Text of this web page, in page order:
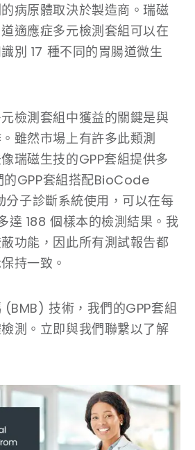
病原體取決於製造商。瑞磁
適應症多元檢測套組可以在
別 17 種不同的胃腸道微生
檢測套組中獲益的關鍵是與
雖然市場上有許多此類測
瑞磁生技的GPP套組提供多
的GPP套組搭配BioCode
子診斷系統使用，可以在每
達 188 個樣本的檢測結果。我
功能，因此所有測試報告都
持一致。
(BMB) 技術，我們的GPP套組
測。立即與我們聯繫以了解